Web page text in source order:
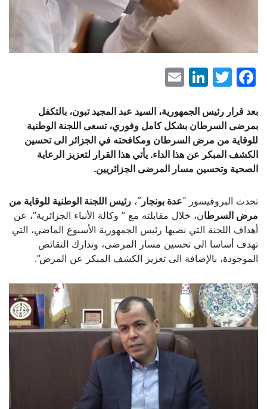
Facebook
Twitter
LinkedIn
بعد قرار رئيس الجمهورية، السيد عبد المجيد تبون، بالتكفل
بمرضى السرطان بشكل كامل وفوري، تسعى اللجنة الوطنية
للوقاية من مرض السرطان ومكافحته في الجزائر الى تحسين
الكشف المبكر عن هذا الداء. يأتي هذا القرار لتعزيز الرعاية
الصحية وتحسين مسار المرضى الجزائريين.
تحدث البروفيسور ˝عدة بونجار ˝، رئيس اللجنة الوطنية للوقاية من
مرض السرطان، خلال مقابلته مع ” وكالة الأنباء الجزائرية”، عن
أهداف اللجنة التي نصبها رئيس الجمهورية الأسبوع الماضي، التي
تهدف أساسا الى تحسين مسار المرضى، وتدارك النقائص
الموجودة، بالإضافة الى تعزيز الكشف المبكر عن المرض”.